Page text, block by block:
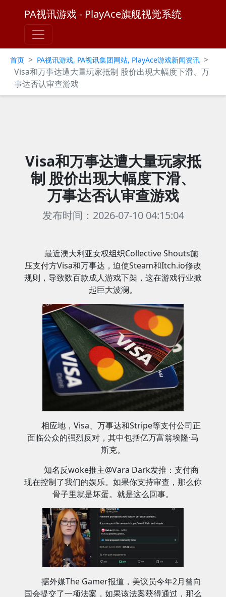
PA视讯游戏 - PlayAce旗舰视觉系统
首页 > PA视讯游戏, PA视讯集团网站, PlayAce游戏新闻资讯 >
Visa和万事达遭大量玩家抵制 股价出现大幅度下滑、万
事达否认审查游戏
Visa和万事达遭大量玩家抵
制 股价出现大幅度下滑、
万事达否认审查游戏
发布时间：2026-07-10 04:15:04
最近澳大利亚女权组织Collective Shouts施
压支付方Visa和万事达，迫使Steam和Itch.io修改
规则，导致数百款成人游戏下架，这在游戏行业掀
起巨大波澜。
相应地，Visa、万事达和Stripe等支付公司正
面临公众的强烈反对，其中包括亿万富翁埃隆·马
斯克。
知名反woke推主@Vara Dark发推：支付商
现在控制了我们的娱乐。如果你支持审查，那么你
骨子里就是坏蛋。就是这么回事。
据外媒The Gamer报道，美议员今年2月曾向
国会提交了一项法案，如果该法案获得通过，那么